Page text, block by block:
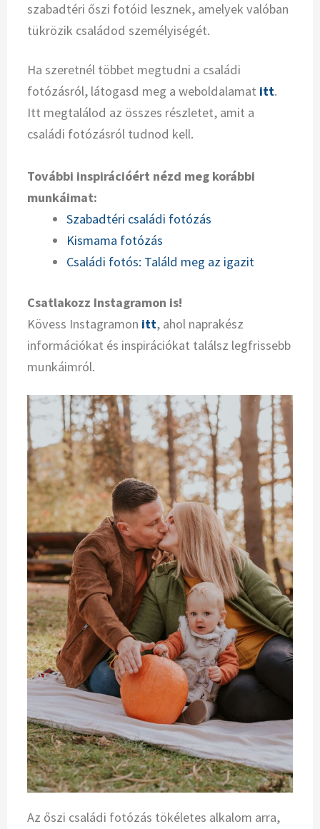
szabadtéri őszi fotóid lesznek, amelyek valóban
tükrözik családod személyiségét.
Ha szeretnél többet megtudni a családi
fotózásról, látogasd meg a weboldalamat itt.
Itt megtalálod az összes részletet, amit a
családi fotózásról tudnod kell.
További inspirációért nézd meg korábbi
munkáimat:
Szabadtéri családi fotózás
Kismama fotózás
Családi fotós: Találd meg az igazit
Csatlakozz Instagramon is!
Kövess Instagramon itt, ahol naprakész
információkat és inspirációkat találsz legfrissebb
munkáimról.
Az őszi családi fotózás tökéletes alkalom arra,